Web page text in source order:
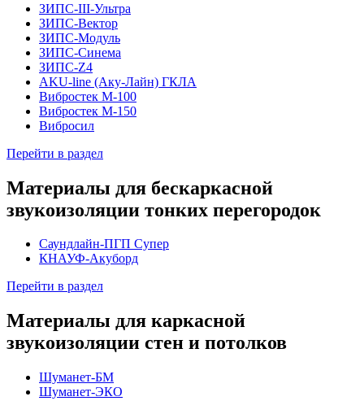
ЗИПС-III-Ультра
ЗИПС-Вектор
ЗИПС-Модуль
ЗИПС-Синема
ЗИПС-Z4
AKU-line (Aку-Лайн) ГКЛА
Вибростек М-100
Вибростек М-150
Вибросил
Перейти в раздел
Материалы для бескаркасной
звукоизоляции тонких перегородок
Саундлайн-ПГП Супер
КНАУФ-Акуборд
Перейти в раздел
Материалы для каркасной
звукоизоляции стен и потолков
Шуманет-БМ
Шуманет-ЭКО